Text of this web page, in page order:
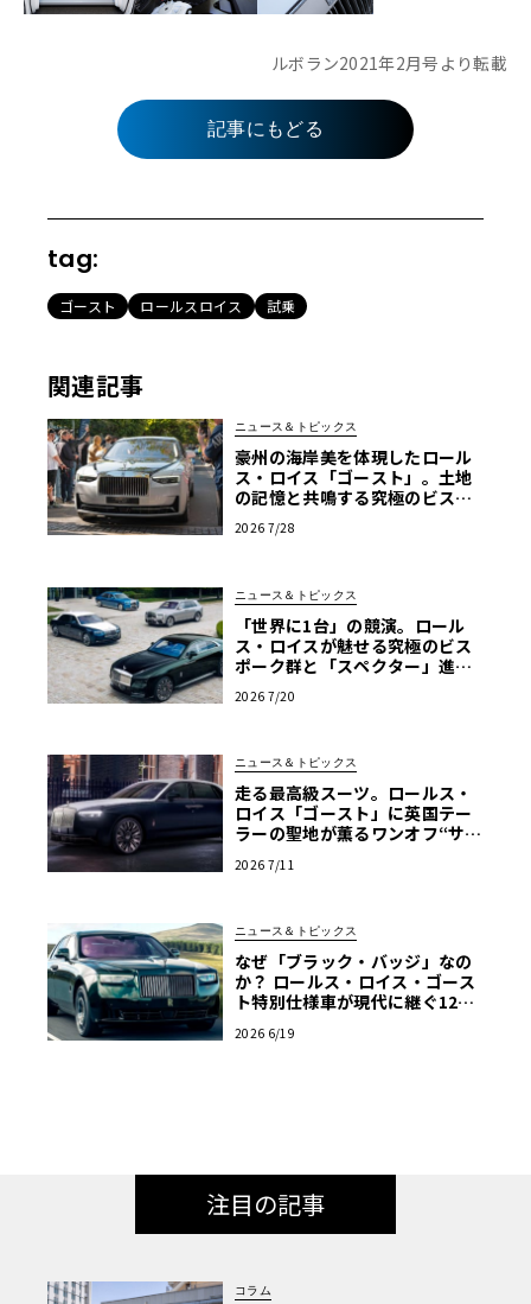
ルボラン2021年2月号より転載
記事にもどる
tag:
ゴースト ロールスロイス 試乗
関連記事
ニュース＆トピックス
豪州の海岸美を体現したロール
ス・ロイス「ゴースト」。土地
の記憶と共鳴する究極のビスポ
2026 7/28
ニュース＆トピックス
「世界に1台」の競演。ロール
ス・ロイスが魅せる究極のビス
ポーク群と「スペクター」進化
2026 7/20
ニュース＆トピックス
走る最高級スーツ。ロールス・
ロイス「ゴースト」に英国テー
ラーの聖地が薫るワンオフ“サヴ
2026 7/11
ニュース＆トピックス
なぜ「ブラック・バッジ」なの
か？ ロールス・ロイス・ゴース
ト特別仕様車が現代に継ぐ120
2026 6/19
注目の記事
コラム